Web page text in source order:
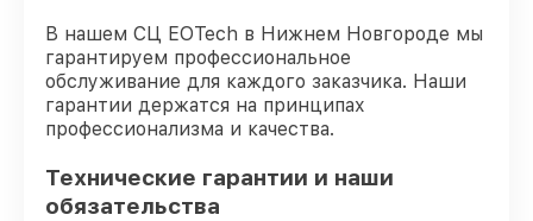
В нашем СЦ EOTech в Нижнем Новгороде мы
гарантируем профессиональное
обслуживание для каждого заказчика. Наши
гарантии держатся на принципах
профессионализма и качества.
Технические гарантии и наши
обязательства